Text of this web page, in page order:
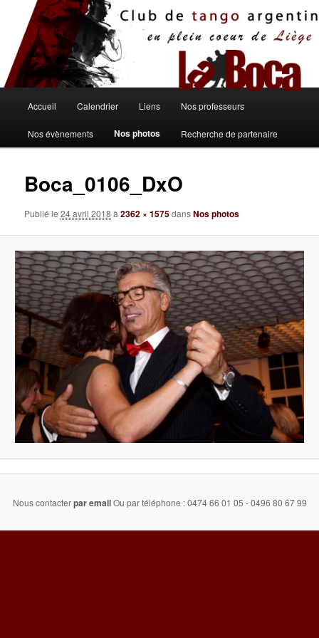
contenu
principal
principal
Accueil Calendrier Liens Nos professeurs
Nos évènements Nos photos Recherche de partenaire
Boca_0106_DxO
Publié le24 avril 2018 à2362 × 1575dansNos photos
Nous contacterpar emailOu par téléphone : 0474 66 01 05 - 0496 80 67 99